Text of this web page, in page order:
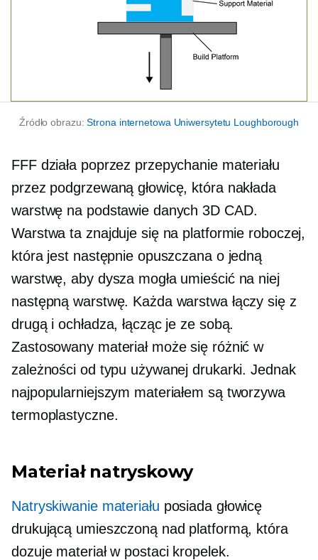
Źródło obrazu:Strona internetowa Uniwersytetu Loughborough
FFF działa poprzez przepychanie materiału
przez podgrzewaną głowicę, która nakłada
warstwę na podstawie danych 3D CAD.
Warstwa ta znajduje się na platformie roboczej,
która jest następnie opuszczana o jedną
warstwę, aby dysza mogła umieścić na niej
następną warstwę. Każda warstwa łączy się z
drugą i ochładza, łącząc je ze sobą.
Zastosowany materiał może się różnić w
zależności od typu używanej drukarki. Jednak
najpopularniejszym materiałem są tworzywa
termoplastyczne.
Materiał natryskowy
Natryskiwanie materiału posiada głowicę
drukującą umieszczoną nad platformą, która
dozuje materiał w postaci kropelek.